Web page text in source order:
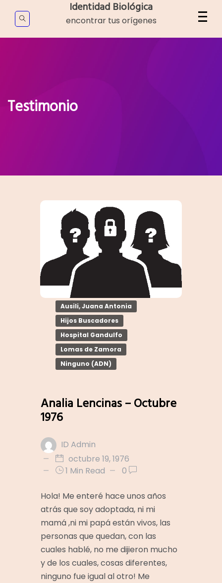
content
Identidad Biológica
encontrar tus orígenes
Testimonio
Ausili, Juana Antonia
Hijos Buscadores
Hospital Gandulfo
Lomas de Zamora
Ninguno (ADN)
Analia Lencinas – Octubre
1976
ID Admin
octubre 19, 1976
1 Min Read
0
Hola! Me enteré hace unos años
atrás que soy adoptada, ni mi
mamá ,ni mi papá están vivos, las
personas que quedan, con las
cuales hablé, no me dijieron mucho
y de los cuales, cosas diferentes,
ninguno fue igual al otro! Me